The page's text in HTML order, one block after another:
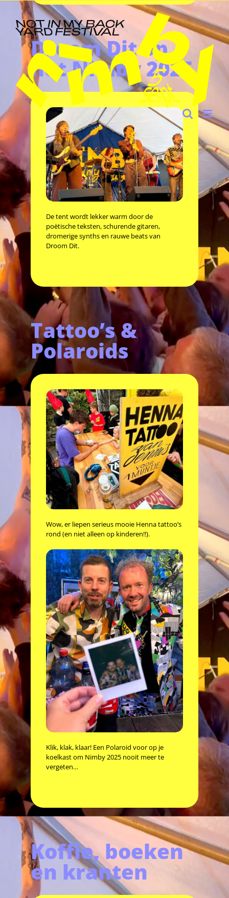
inhoud
Droom Dit op
het Nimby 2025
De tent wordt lekker warm door de
poëtische teksten, schurende gitaren,
dromerige synths en rauwe beats van
Droom Dit.
Tattoo’s &
Polaroids
Wow, er liepen serieus mooie Henna tattoo’s
rond (en niet alleen op kinderen!!).
Klik, klak, klaar! Een Polaroid voor op je
koelkast om Nimby 2025 nooit meer te
vergeten…
Koffie, boeken
en kranten